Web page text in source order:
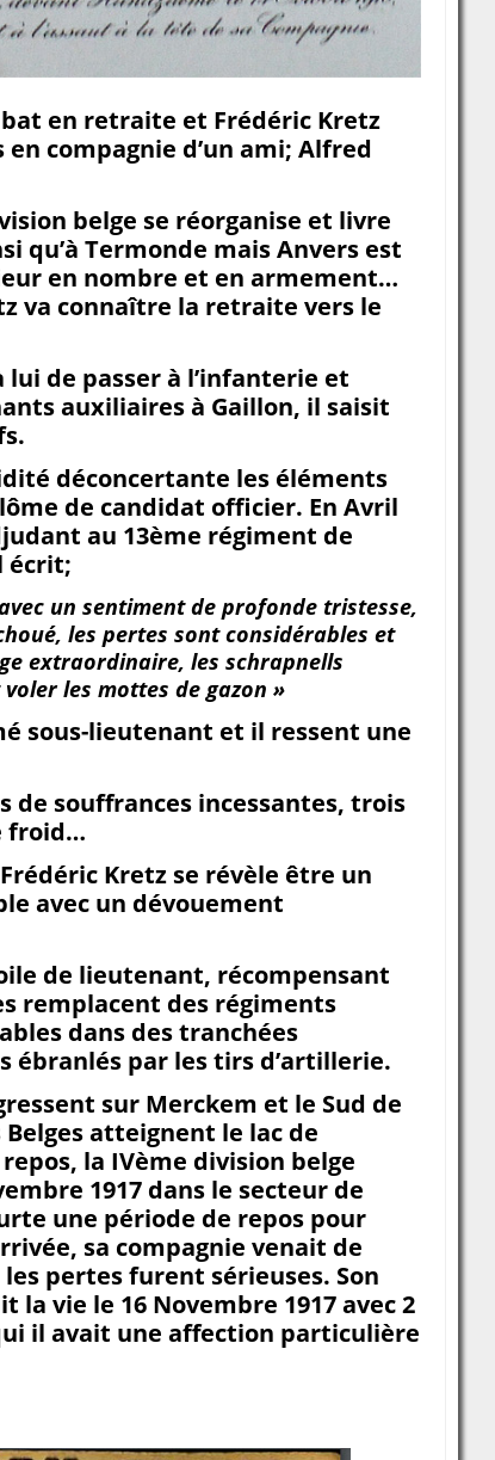
bat en retraite et Frédéric Kretz
compagnie d’un ami; Alfred
belge se réorganise et livre
qu’à Termonde mais Anvers est
en nombre et en armement…
va connaître la retraite vers le
lui de passer à l’infanterie et
auxiliaires à Gaillon, il saisit
déconcertante les éléments
de candidat officier. En Avril
au 13ème régiment de
écrit;
un sentiment de profonde tristesse,
les pertes sont considérables et
extraordinaire, les schrapnells
les mottes de gazon »
sous-lieutenant et il ressent une
de souffrances incessantes, trois
froid…
Kretz se révèle être un
avec un dévouement
de lieutenant, récompensant
remplacent des régiments
dans des tranchées
ébranlés par les tirs d’artillerie.
sur Merckem et le Sud de
atteignent le lac de
la IVème division belge
1917 dans le secteur de
une période de repos pour
sa compagnie venait de
pertes furent sérieuses. Son
vie le 16 Novembre 1917 avec 2
il avait une affection particulière